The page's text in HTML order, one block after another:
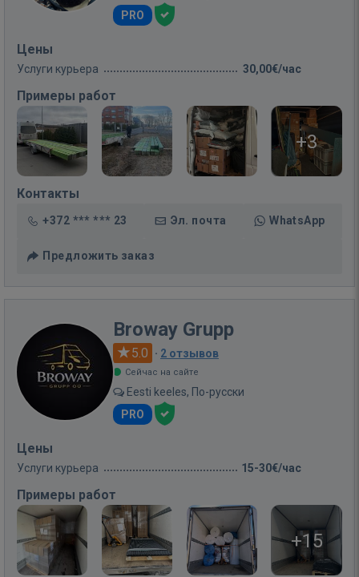
PRO
Цены
Услуги курьера 30,00€/час
Примеры работ
+3
Контакты
+372 *** *** 23 Эл. почта WhatsApp
Предложить заказ
Broway Grupp
5.0 · 2 отзывов
Сейчас на сайте
Eesti keeles, По-русски
PRO
Цены
Услуги курьера 15-30€/час
Примеры работ
+15